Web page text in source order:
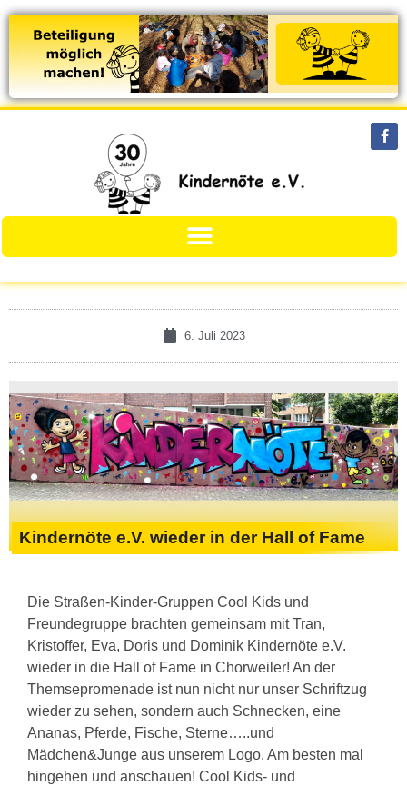
6. Juli 2023
Kindernöte e.V. wieder in der Hall of Fame
Die Straßen-Kinder-Gruppen Cool Kids und
Freundegruppe brachten gemeinsam mit Tran,
Kristoffer, Eva, Doris und Dominik Kindernöte e.V.
wieder in die Hall of Fame in Chorweiler! An der
Themsepromenade ist nun nicht nur unser Schriftzug
wieder zu sehen, sondern auch Schnecken, eine
Ananas, Pferde, Fische, Sterne…..und
Mädchen&Junge aus unserem Logo. Am besten mal
hingehen und anschauen! Cool Kids- und